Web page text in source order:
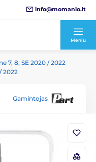
info@momanio.lt
Meniu
7, 8, SE 2020 / 2022
2022
Gamintojas